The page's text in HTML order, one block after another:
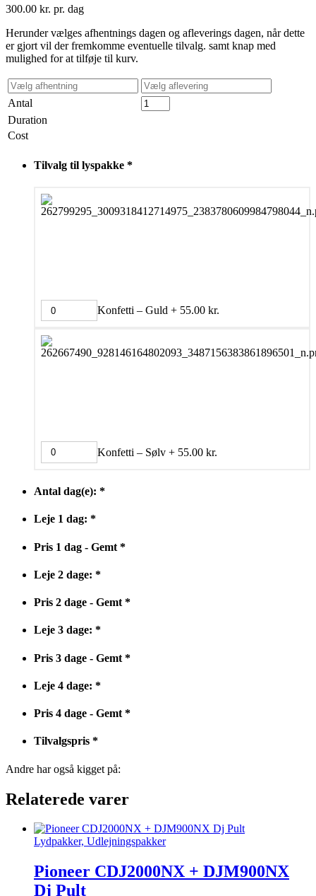
300.00 kr. pr. dag
Herunder vælges afhentnings dagen og afleverings dagen, når dette
er gjort vil der fremkomme eventuelle tilvalg. samt knap med
mulighed for at tilføje til kurv.
Antal
Duration
Cost
Tilvalg til lyspakke *
Konfetti – Guld + 55.00 kr.
Konfetti – Sølv + 55.00 kr.
Antal dag(e): *
Leje 1 dag: *
Pris 1 dag - Gemt *
Leje 2 dage: *
Pris 2 dage - Gemt *
Leje 3 dage: *
Pris 3 dage - Gemt *
Leje 4 dage: *
Pris 4 dage - Gemt *
Tilvalgspris *
Andre har også kigget på:
Relaterede varer
Lydpakker, Udlejningspakker
Pioneer CDJ2000NX + DJM900NX
Dj Pult